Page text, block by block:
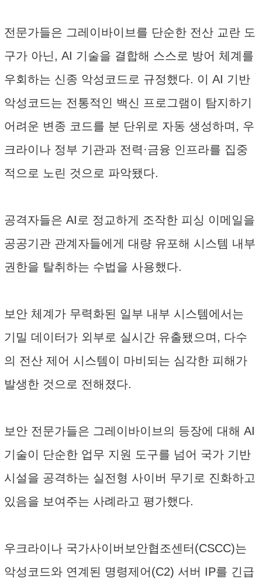
전문가들은 그레이바이브를 단순한 전산 교란 도
구가 아닌, AI 기술을 결합해 스스로 방어 체계를
우회하는 신종 악성코드로 규정했다. 이 AI 기반
악성코드는 전통적인 백신 프로그램이 탐지하기
어려운 변종 코드를 분 단위로 자동 생성하며, 우
크라이나 정부 기관과 전력·금융 인프라를 집중
적으로 노린 것으로 파악됐다.
공격자들은 AI로 정교하게 조작한 피싱 이메일을
공공기관 관계자들에게 대량 유포해 시스템 내부
권한을 탈취하는 수법을 사용했다.
보안 체계가 무력화된 일부 내부 시스템에서는
기밀 데이터가 외부로 실시간 유출됐으며, 다수
의 전산 제어 시스템이 마비되는 심각한 피해가
발생한 것으로 전해졌다.
보안 전문가들은 그레이바이브의 등장에 대해 AI
기술이 단순한 업무 지원 도구를 넘어 국가 기반
시설을 공격하는 실전형 사이버 무기로 진화하고
있음을 보여주는 사례라고 평가했다.
우크라이나 국가사이버보안협조센터(CSCC)는
악성코드와 연계된 명령제어(C2) 서버 IP를 긴급